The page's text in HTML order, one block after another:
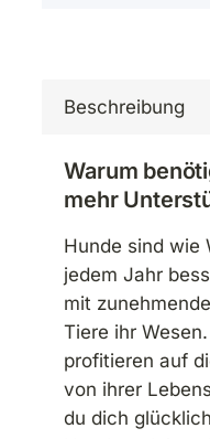
Beschreibung
Warum
mehr
Hunde sind wie
jedem Jahr
mit
Tiere ihr
profitieren auf
von ihrer
du dich